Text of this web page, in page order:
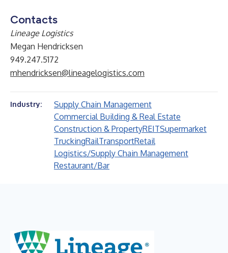
Contacts
Lineage Logistics
Megan Hendricksen
949.247.5172
mhendricksen@lineagelogistics.com
Industry:
Supply Chain Management
Commercial Building & Real Estate
Construction & PropertyREITSupermarket
TruckingRailTransportRetail
Logistics/Supply Chain Management
Restaurant/Bar